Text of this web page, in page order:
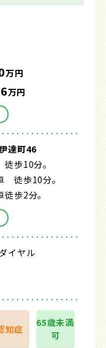
万円
万円
達町46
歩10分。
徒歩10分。
歩2分。
イヤル
知症
65歳未満
可